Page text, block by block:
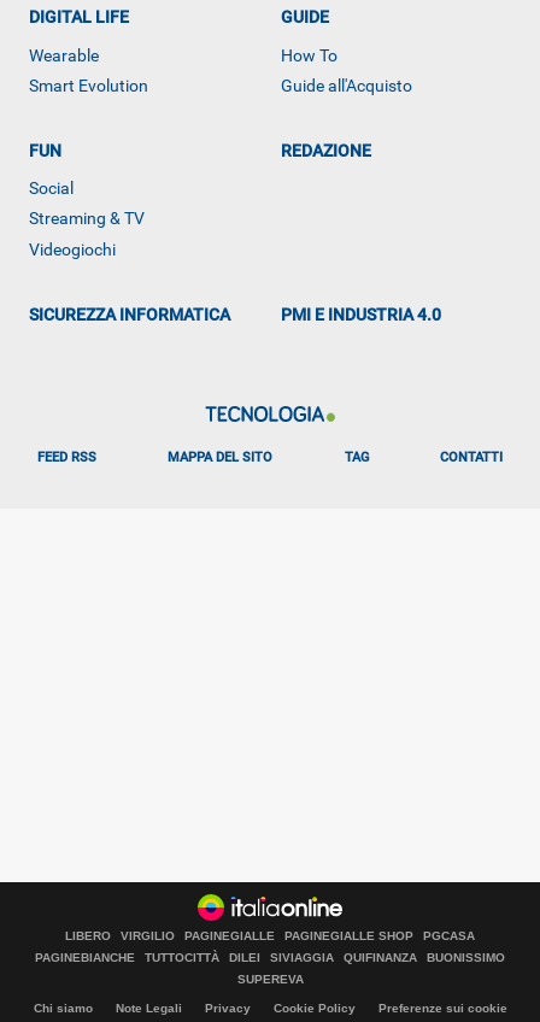
DIGITAL LIFE
Wearable
Smart Evolution
GUIDE
How To
Guide all'Acquisto
FUN
Social
Streaming & TV
Videogiochi
REDAZIONE
SICUREZZA INFORMATICA PMI E INDUSTRIA 4.0
FEED RSS MAPPA DEL SITO TAG CONTATTI
LIBERO VIRGILIO PAGINEGIALLE PAGINEGIALLE SHOP
PGCASA
PAGINEBIANCHE
TUTTOCITTÀ DILEI SIVIAGGIA QUIFINANZA
BUONISSIMO
SUPEREVA
Chi siamo Note Legali Privacy Cookie Policy
Preferenze sui cookie